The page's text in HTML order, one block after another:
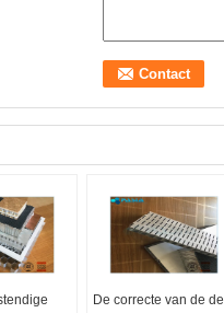
De correcte van de de